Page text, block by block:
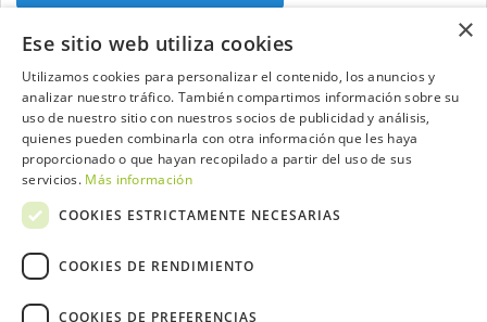
Contacta con el equipo de NextCaddy
Opina Contacta
×
Ese sitio web utiliza cookies
Utilizamos cookies para personalizar el contenido, los anuncios y
analizar nuestro tráfico. También compartimos información sobre su
uso de nuestro sitio con nuestros socios de publicidad y análisis,
quienes pueden combinarla con otra información que les haya
proporcionado o que hayan recopilado a partir del uso de sus
servicios. Más información
COOKIES ESTRICTAMENTE NECESARIAS
COOKIES DE RENDIMIENTO
COOKIES DE PREFERENCIAS